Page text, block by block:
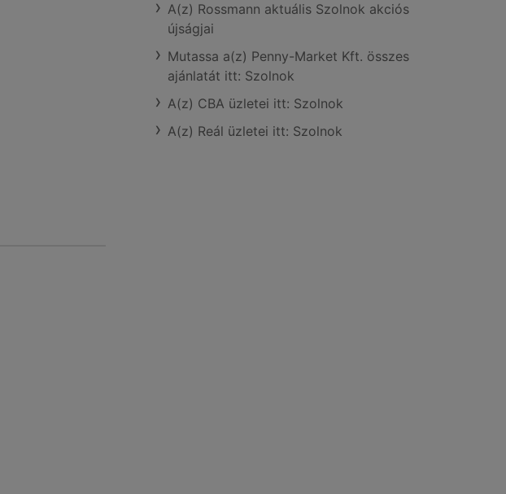
A(z) Rossmann aktuális Szolnok akciós
újságjai
Mutassa a(z) Penny-Market Kft. összes
ajánlatát itt: Szolnok
A(z) CBA üzletei itt: Szolnok
A(z) Reál üzletei itt: Szolnok